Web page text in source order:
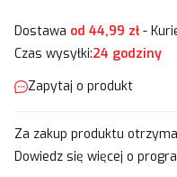
Dostawa od 44,99 zł-
Czas wysyłki:24 godziny
Zapytaj o produkt
Za zakup produktu
Dowiedz się więcej o